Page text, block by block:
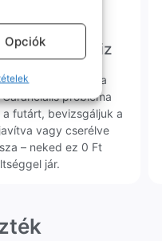
Opciók
Futár & Szerviz
mi megyünk a
probléma
futárt, bevizsgáljuk a
vagy cserélve
– neked ez 0 Ft
jár.